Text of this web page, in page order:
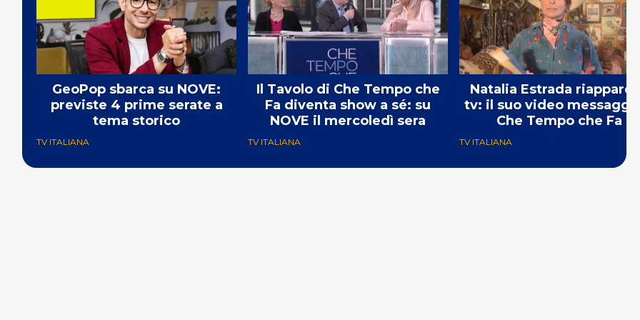
GeoPop sbarca su NOVE:
previste 4 prime serate a
tema storico
TV ITALIANA
Il Tavolo di Che Tempo che
Fa diventa show a sé: su
NOVE il mercoledì sera
TV ITALIANA
Natalia Estrada riappare
tv: il suo video messaggio
Che Tempo che Fa
TV ITALIANA